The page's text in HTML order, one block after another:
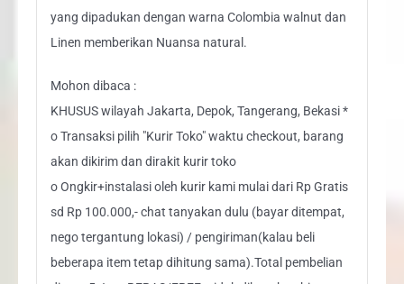
yang dipadukan dengan warna Colombia walnut dan
Linen memberikan Nuansa natural.
Mohon dibaca :
KHUSUS wilayah Jakarta, Depok, Tangerang, Bekasi *
o Transaksi pilih "Kurir Toko" waktu checkout, barang
akan dikirim dan dirakit kurir toko
o Ongkir+instalasi oleh kurir kami mulai dari Rp Gratis
sd Rp 100.000,- chat tanyakan dulu (bayar ditempat,
nego tergantung lokasi) / pengiriman(kalau beli
beberapa item tetap dihitung sama).Total pembelian